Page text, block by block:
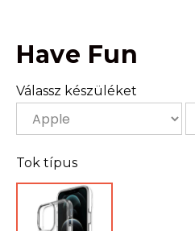
Have Fun
Válassz készüléket
Tok típus